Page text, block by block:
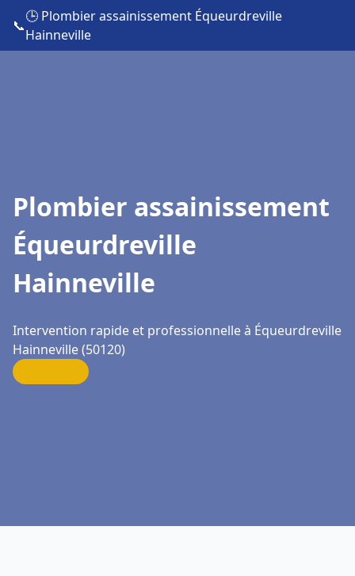
📞
🕒 Plombier assainissement Équeurdreville
Hainneville
Plombier assainissement
Équeurdreville
Hainneville
Intervention rapide et professionnelle à Équeurdreville
Hainneville (50120)